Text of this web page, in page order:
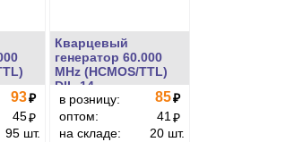
93₽
45₽
95 шт.
Кварцевый
генератор 60.000
MHz (HCMOS/TTL)
DIL-14
в розницу:
85₽
оптом:
41 ₽
на складе:
20 шт.